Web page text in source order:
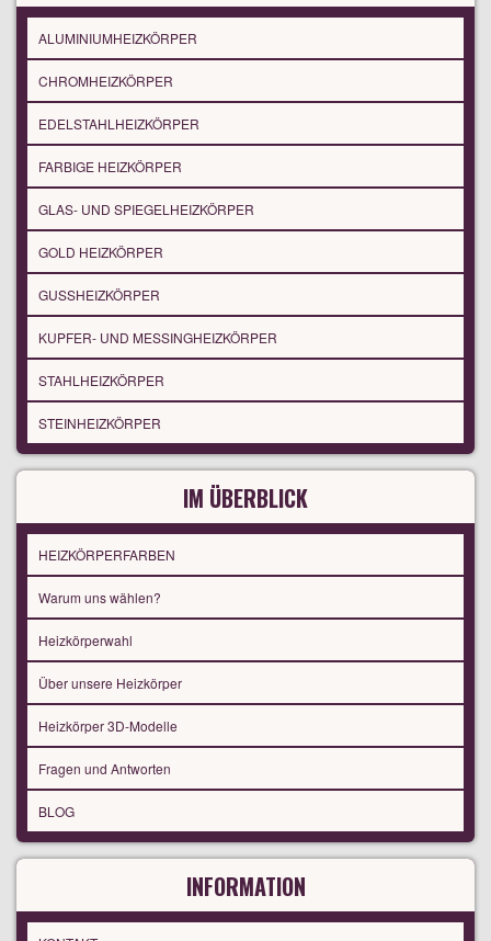
ALUMINIUMHEIZKÖRPER
CHROMHEIZKÖRPER
EDELSTAHLHEIZKÖRPER
FARBIGE HEIZKÖRPER
GLAS- UND SPIEGELHEIZKÖRPER
GOLD HEIZKÖRPER
GUSSHEIZKÖRPER
KUPFER- UND MESSINGHEIZKÖRPER
STAHLHEIZKÖRPER
STEINHEIZKÖRPER
IM ÜBERBLICK
HEIZKÖRPERFARBEN
Warum uns wählen?
Heizkörperwahl
Über unsere Heizkörper
Heizkörper 3D-Modelle
Fragen und Antworten
BLOG
INFORMATION